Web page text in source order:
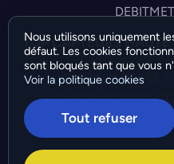
TOP CAPTEURS
CAPTEUR PRESS
CAPTEUR PRESS
CAPTEUR
©Bresch SAS - Copyright
Nous utilisons uniquement
défaut. Les cookies
sont bloqués tant que vous
Voir la politique cookies
Tout refuser